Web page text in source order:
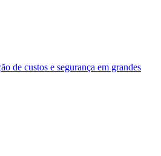
de custos e segurança em grandes